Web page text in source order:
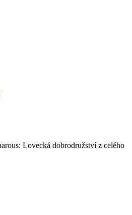
Lovecká dobrodružství z celého